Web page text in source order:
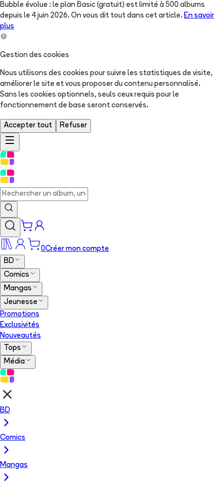
Bubble évolue : le plan Basic (gratuit) est limité à 500 albums
depuis le 4 juin 2026. On vous dit tout dans cet article. En savoir
plus
🍪
Gestion des cookies
Nous utilisons des cookies pour suivre les statistiques de visite,
améliorer le site et vous proposer du contenu personnalisé.
Sans les cookies optionnels, seuls ceux requis pour le
fonctionnement de base seront conservés.
Accepter tout Refuser
0Créer mon compte
BD
Comics
Mangas
Jeunesse
Promotions
Exclusivités
Nouveautés
Tops
Média
BD
Comics
Mangas